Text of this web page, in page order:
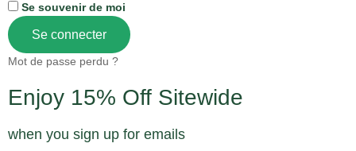
Se souvenir de moi
Se connecter
Mot de passe perdu ?
Enjoy 15% Off Sitewide
when you sign up for emails